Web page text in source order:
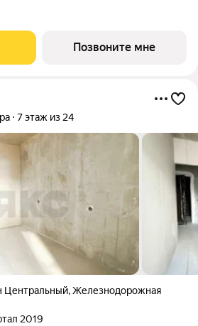
от DOGMA: квартал бизнес-
не была представлена в
с таким
Позвоните мне
7 этаж из 24
Центральный,Железнодорожная
2019